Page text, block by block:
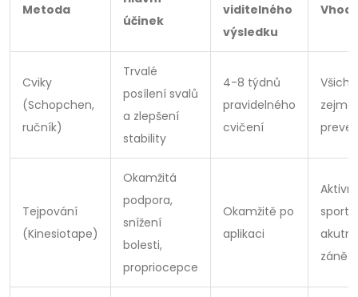
Metoda
účinek
viditelného
výsledku
Cviky
(Schopchen,
ručník)
Trvalé
posílení svalů
a zlepšení
stability
4-8 týdnů
pravidelného
cvičení
Tejpování
(Kinesiotape)
Okamžitá
podpora,
snížení
bolesti,
propriocepce
Okamžitě po
aplikaci
Aktivní